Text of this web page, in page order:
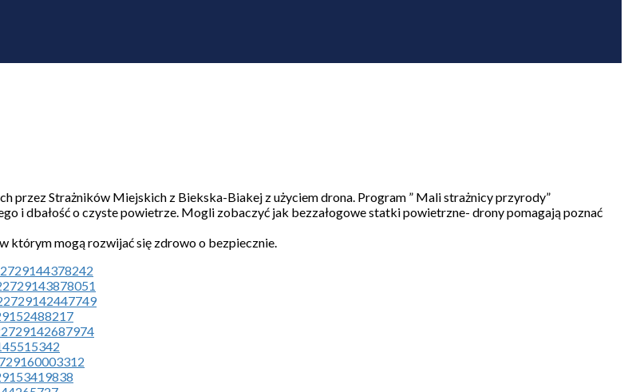
przez Strażników Miejskich z Biekska-Biakej z użyciem drona. Program ” Mali strażnicy przyrody”
i dbałość o czyste powietrze. Mogli zobaczyć jak bezzałogowe statki powietrzne- drony pomagają poznać
którym mogą rozwijać się zdrowo o bezpiecznie.